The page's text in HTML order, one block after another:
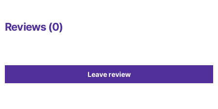
Reviews (0)
Leave review